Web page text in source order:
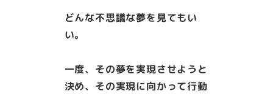
どんな不思議な夢を見てもい
い。
一度、その夢を実現させようと
決め、その実現に向かって行動